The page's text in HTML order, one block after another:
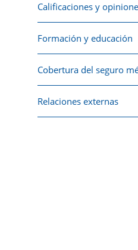
Calificaciones y
Formación y educación
Cobertura del seguro
Relaciones externas